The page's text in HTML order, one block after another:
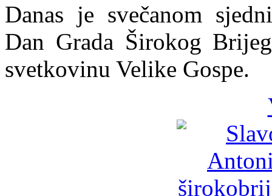
Danas je svečanom
Dan Grada Širokog
svetkovinu Velike Gospe.